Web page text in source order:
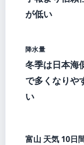
が低い
降水量
冬季は日本海
で多くなりや
い
富山 天気 10日